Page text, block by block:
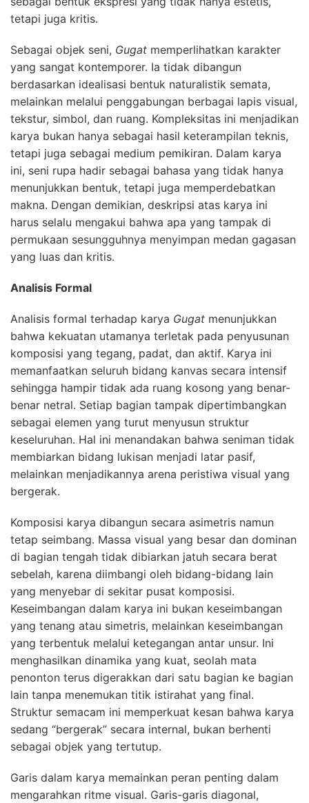
tetapi juga kritis.
Sebagai objek seni, Gugat memperlihatkan karakter
yang sangat kontemporer. Ia tidak dibangun
berdasarkan idealisasi bentuk naturalistik semata,
melainkan melalui penggabungan berbagai lapis visual,
tekstur, simbol, dan ruang. Kompleksitas ini menjadikan
karya bukan hanya sebagai hasil keterampilan teknis,
tetapi juga sebagai medium pemikiran. Dalam karya
ini, seni rupa hadir sebagai bahasa yang tidak hanya
menunjukkan bentuk, tetapi juga memperdebatkan
makna. Dengan demikian, deskripsi atas karya ini
harus selalu mengakui bahwa apa yang tampak di
permukaan sesungguhnya menyimpan medan gagasan
yang luas dan kritis.
Analisis Formal
Analisis formal terhadap karya Gugat menunjukkan
bahwa kekuatan utamanya terletak pada penyusunan
komposisi yang tegang, padat, dan aktif. Karya ini
memanfaatkan seluruh bidang kanvas secara intensif
sehingga hampir tidak ada ruang kosong yang benar-
benar netral. Setiap bagian tampak dipertimbangkan
sebagai elemen yang turut menyusun struktur
keseluruhan. Hal ini menandakan bahwa seniman tidak
membiarkan bidang lukisan menjadi latar pasif,
melainkan menjadikannya arena peristiwa visual yang
bergerak.
Komposisi karya dibangun secara asimetris namun
tetap seimbang. Massa visual yang besar dan dominan
di bagian tengah tidak dibiarkan jatuh secara berat
sebelah, karena diimbangi oleh bidang-bidang lain
yang menyebar di sekitar pusat komposisi.
Keseimbangan dalam karya ini bukan keseimbangan
yang tenang atau simetris, melainkan keseimbangan
yang terbentuk melalui ketegangan antar unsur. Ini
menghasilkan dinamika yang kuat, seolah mata
penonton terus digerakkan dari satu bagian ke bagian
lain tanpa menemukan titik istirahat yang final.
Struktur semacam ini memperkuat kesan bahwa karya
sedang “bergerak” secara internal, bukan berhenti
sebagai objek yang tertutup.
Garis dalam karya memainkan peran penting dalam
mengarahkan ritme visual. Garis-garis diagonal,